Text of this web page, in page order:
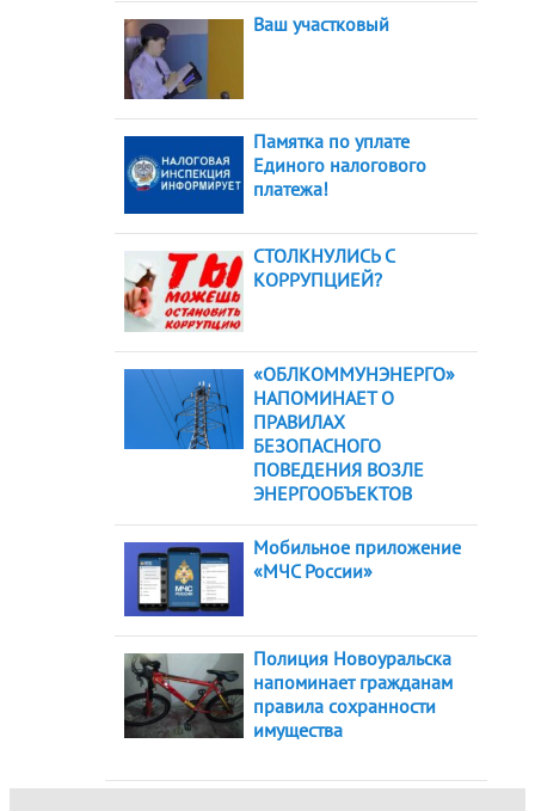
Ваш участковый
Памятка по уплате
Единого налогового
платежа!
СТОЛКНУЛИСЬ С
КОРРУПЦИЕЙ?
«ОБЛКОММУНЭНЕРГО»
НАПОМИНАЕТ О
ПРАВИЛАХ
БЕЗОПАСНОГО
ПОВЕДЕНИЯ ВОЗЛЕ
ЭНЕРГООБЪЕКТОВ
Мобильное приложение
«МЧС России»
Полиция Новоуральска
напоминает гражданам
правила сохранности
имущества